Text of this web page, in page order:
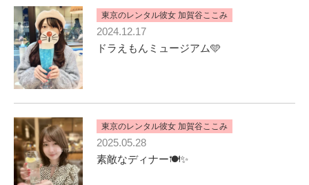
東京のレンタル彼女 加賀谷ここみ
2024.12.17
ドラえもんミュージアム🩵
東京のレンタル彼女 加賀谷ここみ
2025.05.28
素敵なディナー🍽️✨